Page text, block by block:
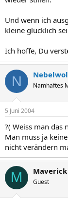
Und wenn ich
kleine glücklich
Ich hoffe, Du
N Namhaftes
5 Juni 2004
?( Weiss man das
Man muss ja
nicht verändern
M Maverick
Guest